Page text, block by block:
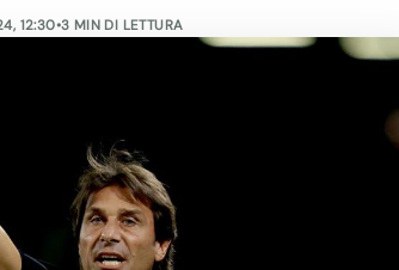
12:30•3 MIN DI LETTURA